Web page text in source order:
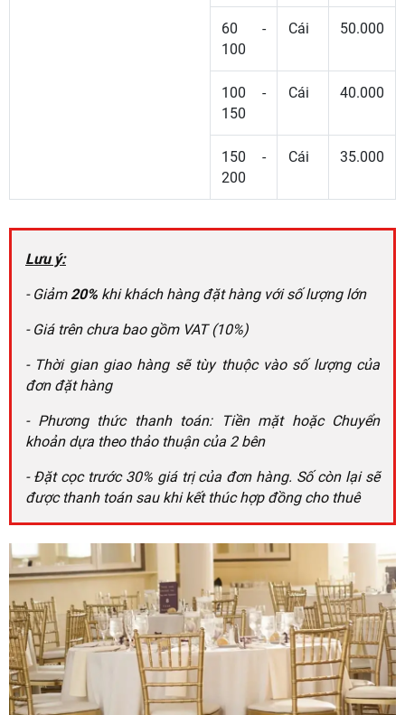
60 -
100
Cái 50.000
100 -
150
Cái 40.000
150 -
200
Cái 35.000
Lưu ý:
- Giảm 20% khi khách hàng đặt hàng với số lượng lớn
- Giá trên chưa bao gồm VAT (10%)
- Thời gian giao hàng sẽ tùy thuộc vào số lượng của
đơn đặt hàng
- Phương thức thanh toán: Tiền mặt hoặc Chuyển
khoản dựa theo thảo thuận của 2 bên
- Đặt cọc trước 30% giá trị của đơn hàng. Số còn lại sẽ
được thanh toán sau khi kết thúc hợp đồng cho thuê